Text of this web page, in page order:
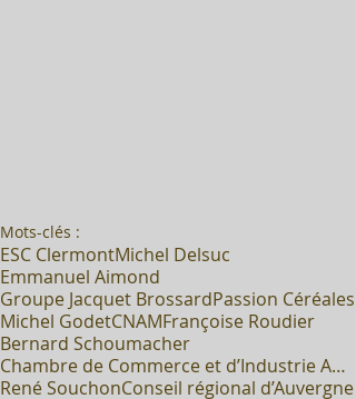
Mots-clés :
ESC ClermontMichel Delsuc
Emmanuel Aimond
Groupe Jacquet BrossardPassion Céréales
Michel GodetCNAMFrançoise Roudier
Bernard Schoumacher
Chambre de Commerce et d’Industrie Auvergne
René SouchonConseil régional d’Auvergne